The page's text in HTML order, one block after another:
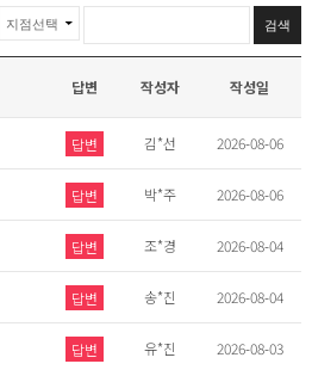
검색
답변 작성자 작성일
답변 김*선 2026-08-06
답변 박*주 2026-08-06
답변 조*경 2026-08-04
답변 송*진 2026-08-04
답변 유*진 2026-08-03